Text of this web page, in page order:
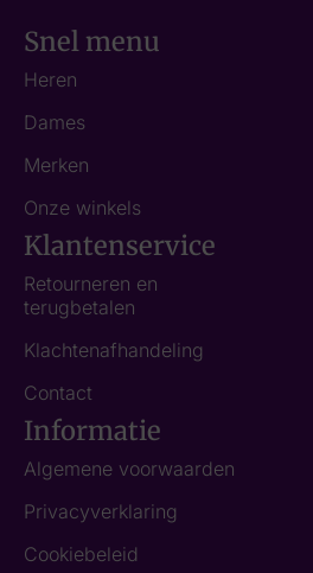
Snel menu
Heren
Dames
Merken
Onze winkels
Klantenservice
Retourneren en
terugbetalen
Klachtenafhandeling
Contact
Informatie
Algemene voorwaarden
Privacyverklaring
Cookiebeleid